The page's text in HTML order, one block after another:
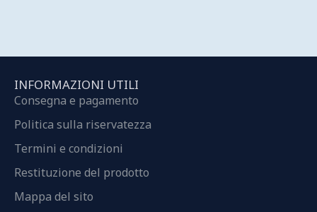
INFORMAZIONI UTILI
Consegna e pagamento
Politica sulla riservatezza
Termini e condizioni
Restituzione del prodotto
Mappa del sito